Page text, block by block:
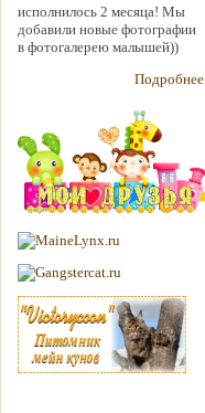
исполнилось 2 месяца! Мы
добавили новые фотографии
в фотогалерею малышей))
Подробнее